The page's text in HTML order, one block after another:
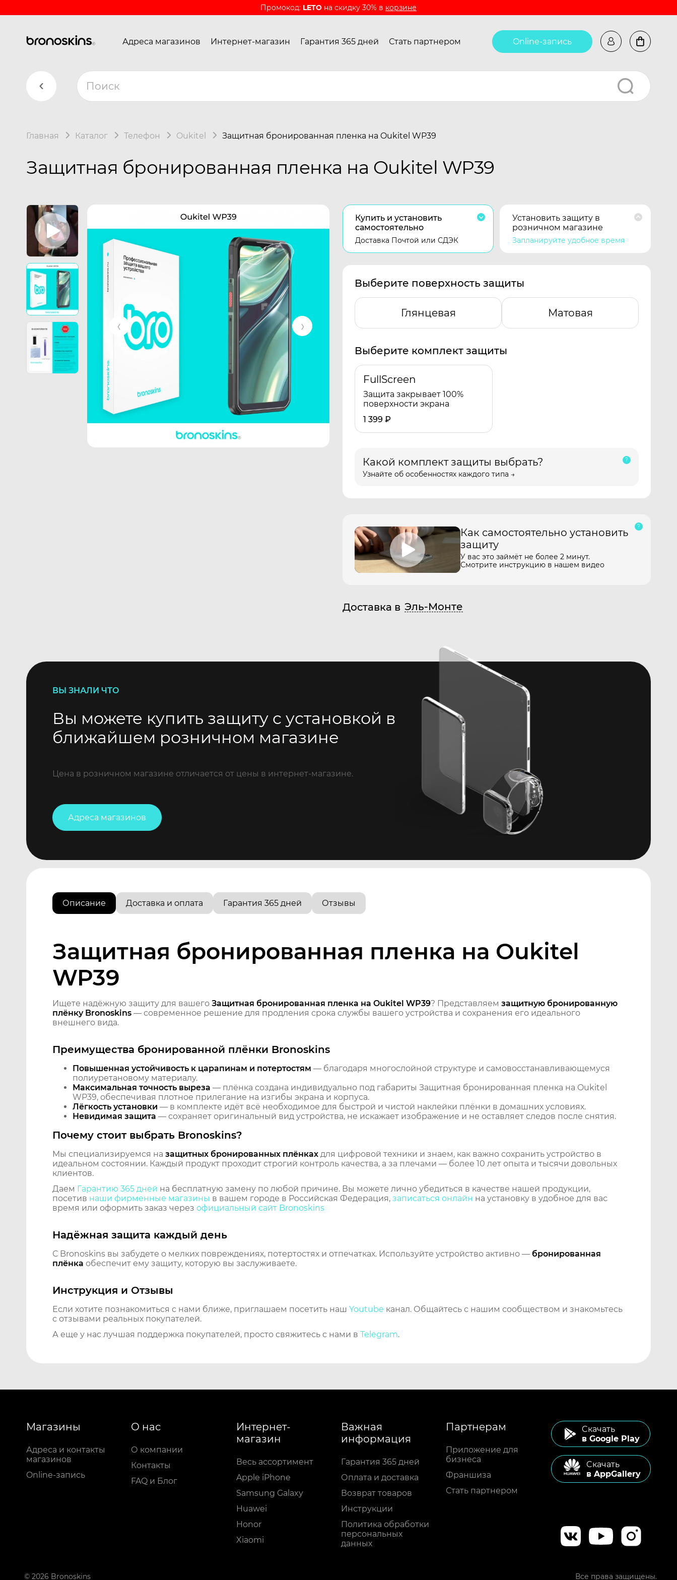
Промокод: LETO на скидку 30% в корзине
Адреса магазинов Интернет-магазин Гарантия 365 дней Стать партнером Online-запись
Главная Каталог Телефон Oukitel Защитная бронированная пленка на Oukitel WP39
Защитная бронированная пленка на Oukitel WP39
Купить и установить
самостоятельно
Доставка Почтой или СДЭК
Установить защиту в
розничном магазине
Запланируйте удобное время
Выберите поверхность защиты
Глянцевая Матовая
Выберите комплект защиты
FullScreen
Защита закрывает 100%
поверхности экрана
1 399 ₽
Какой комплект защиты выбрать?
Узнайте об особенностях каждого типа →
Как самостоятельно установить
защиту
У вас это займёт не более 2 минут.
Смотрите инструкцию в нашем видео
Доставка в Эль-Монте
ВЫ ЗНАЛИ ЧТО
Вы можете купить защиту с установкой в
ближайшем розничном магазине
Цена в розничном магазине отличается от цены в интернет-магазине.
Адреса магазинов
Описание Доставка и оплата Гарантия 365 дней Отзывы
Защитная бронированная пленка на Oukitel
WP39
Ищете надёжную защиту для вашего Защитная бронированная пленка на Oukitel WP39? Представляем защитную бронированную
плёнку Bronoskins — современное решение для продления срока службы вашего устройства и сохранения его идеального
внешнего вида.
Преимущества бронированной плёнки Bronoskins
Повышенная устойчивость к царапинам и потертостям — благодаря многослойной структуре и самовосстанавливающемуся
полиуретановому материалу.
Максимальная точность выреза — плёнка создана индивидуально под габариты Защитная бронированная пленка на Oukitel
WP39, обеспечивая плотное прилегание на изгибы экрана и корпуса.
Лёгкость установки — в комплекте идёт всё необходимое для быстрой и чистой наклейки плёнки в домашних условиях.
Невидимая защита — сохраняет оригинальный вид устройства, не искажает изображение и не оставляет следов после снятия.
Почему стоит выбрать Bronoskins?
Мы специализируемся на защитных бронированных плёнках для цифровой техники и знаем, как важно сохранить устройство в
идеальном состоянии. Каждый продукт проходит строгий контроль качества, а за плечами — более 10 лет опыта и тысячи довольных
клиентов.
Даем Гарантию 365 дней на бесплатную замену по любой причине. Вы можете лично убедиться в качестве нашей продукции,
посетив наши фирменные магазины в вашем городе в Российская Федерация, записаться онлайн на установку в удобное для вас
время или оформить заказ через официальный сайт Bronoskins
Надёжная защита каждый день
С Bronoskins вы забудете о мелких повреждениях, потертостях и отпечатках. Используйте устройство активно — бронированная
плёнка обеспечит ему защиту, которую вы заслуживаете.
Инструкция и Отзывы
Если хотите познакомиться с нами ближе, приглашаем посетить наш Youtube канал. Общайтесь с нашим сообществом и знакомьтесь
с отзывами реальных покупателей.
А еще у нас лучшая поддержка покупателей, просто свяжитесь с нами в Telegram.
Магазины
Адреса и контакты
магазинов
Online-запись
О нас
О компании
Контакты
FAQ и Блог
Интернет-
магазин
Весь ассортимент
Apple iPhone
Samsung Galaxy
Huawei
Honor
Xiaomi
Важная
информация
Гарантия 365 дней
Оплата и доставка
Возврат товаров
Инструкции
Политика обработки
персональных
данных
Партнерам
Приложение для
бизнеса
Франшиза
Стать партнером
Cкачать
в Google Play
Cкачать
в AppGallery
© 2026 Bronoskins Все права защищены.